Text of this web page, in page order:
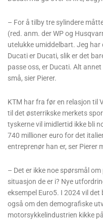
– For å tilby tre sylindere
(red. anm. der WP og
utelukke umiddelbart. Jeg har
Ducati er Ducati, slik er det
passe oss, er Ducati. Alt
små, sier Pierer.
KTM har fra før en relasjon til
til det østerrikske merkets
tyskerne vil imidlertid ikke bli
740 millioner euro for det
entreprenør han er, ser Pierer
– Det er ikke noe spørsmål
situasjon de er i? Nye
eksempel Euro5. I 2024 vil
også om den demografiske
motorsykkelindustrien kikke